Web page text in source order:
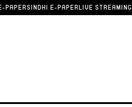
PAPERSINDHI E-PAPERLIVE STREAMING